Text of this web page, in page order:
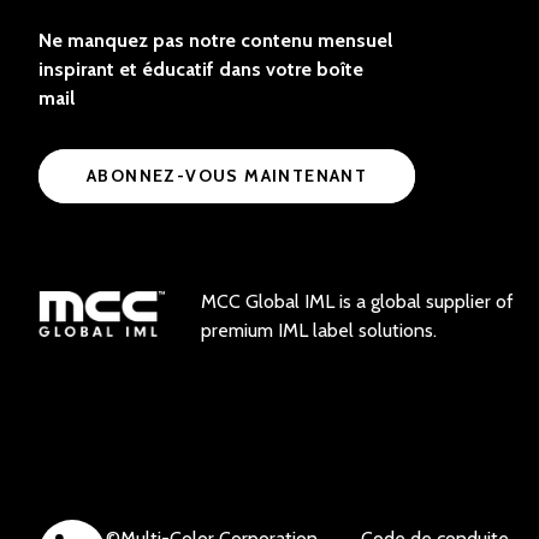
Ne manquez pas notre contenu mensuel
inspirant et éducatif dans votre boîte
mail
ABONNEZ-VOUS MAINTENANT
MCC Global IML is a global supplier of
premium IML label solutions.